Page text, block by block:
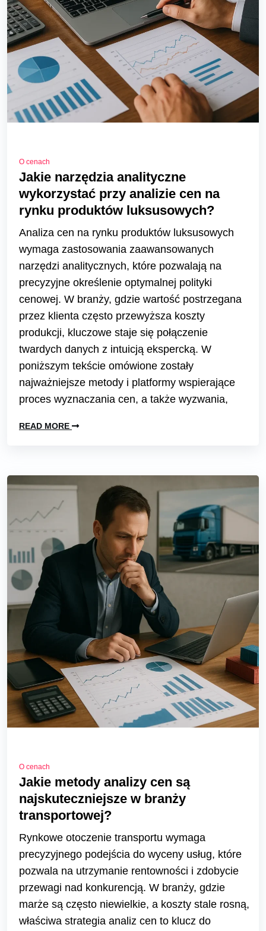
O cenach
Jakie narzędzia analityczne
wykorzystać przy analizie cen na
rynku produktów luksusowych?
Analiza cen na rynku produktów luksusowych
wymaga zastosowania zaawansowanych
narzędzi analitycznych, które pozwalają na
precyzyjne określenie optymalnej polityki
cenowej. W branży, gdzie wartość postrzegana
przez klienta często przewyższa koszty
produkcji, kluczowe staje się połączenie
twardych danych z intuicją ekspercką. W
poniższym tekście omówione zostały
najważniejsze metody i platformy wspierające
proces wyznaczania cen, a także wyzwania,
READ MORE
O cenach
Jakie metody analizy cen są
najskuteczniejsze w branży
transportowej?
Rynkowe otoczenie transportu wymaga
precyzyjnego podejścia do wyceny usług, które
pozwala na utrzymanie rentowności i zdobycie
przewagi nad konkurencją. W branży, gdzie
marże są często niewielkie, a koszty stale rosną,
właściwa strategia analiz cen to klucz do